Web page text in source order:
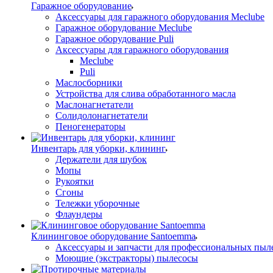
Гаражное оборудование
Аксессуары для гаражного оборудования Meclube
Гаражное оборудование Meclube
Гаражное оборудование Puli
Аксессуары для гаражного оборудования
Meclube
Puli
Маслосборники
Устройства для слива обработанного масла
Маслонагнетатели
Солидолонагнетатели
Пеногенераторы
Инвентарь для уборки, клининг
Держатели для шубок
Мопы
Рукоятки
Сгоны
Тележки уборочные
Флаундеры
Клининговое оборудование Santoemma
Аксессуары и запчасти для профессиональных
Моющие (экстракторы) пылесосы